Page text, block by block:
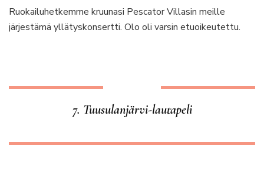
Ruokailuhetkemme kruunasi Pescator Villasin meille
järjestämä yllätyskonsertti. Olo oli varsin etuoikeutettu.
7. Tuusulanjärvi-lautapeli